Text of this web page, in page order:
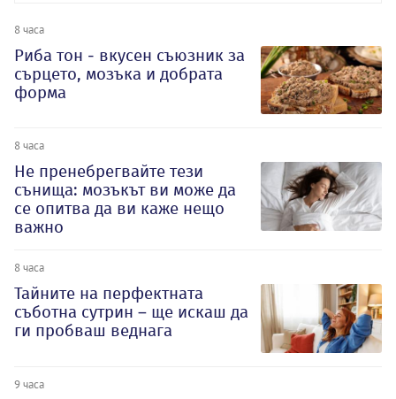
8 часа
Риба тон - вкусен съюзник за
сърцето, мозъка и добрата
форма
8 часа
Не пренебрегвайте тези
сънища: мозъкът ви може да
се опитва да ви каже нещо
важно
8 часа
Тайните на перфектната
съботна сутрин – ще искаш да
ги пробваш веднага
9 часа